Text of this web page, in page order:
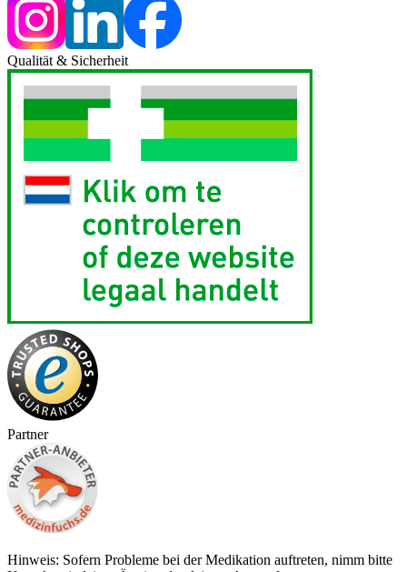
Qualität & Sicherheit
Partner
Hinweis: Sofern Probleme bei der Medikation auftreten, nimm bitte